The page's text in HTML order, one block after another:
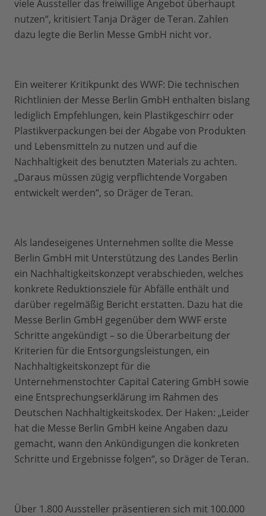
viele Aussteller das freiwillige Angebot überhaupt
nutzen“, kritisiert Tanja Dräger de Teran. Zahlen
dazu legte die Berlin Messe GmbH nicht vor.
Ein weiterer Kritikpunkt des WWF: Die technischen
Richtlinien der Messe Berlin GmbH enthalten bislang
lediglich Empfehlungen, kein Plastikgeschirr oder
Plastikverpackungen bei der Abgabe von Produkten
und Lebensmitteln zu nutzen und auf die
Nachhaltigkeit des benutzten Materials zu achten.
„Daraus müssen zügig verpflichtende Vorgaben
entwickelt werden“, so Dräger de Teran.
Als landeseigenes Unternehmen sollte die Messe
Berlin GmbH mit Unterstützung des Landes Berlin
ein Nachhaltigkeitskonzept verabschieden, welches
konkrete Reduktionsziele für Abfälle enthält und
darüber regelmäßig Bericht erstatten. Dazu hat die
Messe Berlin GmbH gegenüber dem WWF erste
Schritte angekündigt – so die Überarbeitung der
Kriterien für die Entsorgungsleistungen, ein
Nachhaltigkeitskonzept für die
Unternehmenstochter Capital Catering GmbH sowie
eine Entsprechungserklärung im Rahmen des
Deutschen Nachhaltigkeitskodex. Der Haken: „Leider
hat die Messe Berlin GmbH keine Angaben dazu
gemacht, wann den Ankündigungen die konkreten
Schritte und Ergebnisse folgen“, so Dräger de Teran.
Über 1.800 Aussteller präsentieren sich mit 100.000